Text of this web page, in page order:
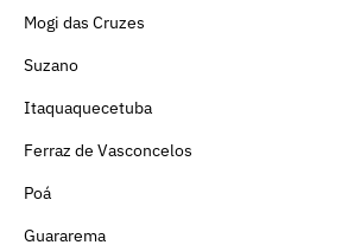
Mogi das Cruzes
Suzano
Itaquaquecetuba
Ferraz de Vasconcelos
Poá
Guararema